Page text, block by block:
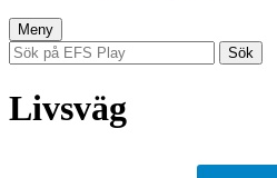
Meny Hoppa
till
innehåll
Sök
efter:
Livsväg